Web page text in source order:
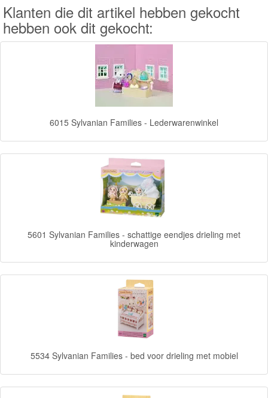
Little
Dutch
Sam
Magische
Puzzels
Klanten die dit artikel hebben gekocht
hebben ook dit gekocht:
6015 Sylvanian Families - Lederwarenwinkel
5601 Sylvanian Families - schattige eendjes drieling met
kinderwagen
5534 Sylvanian Families - bed voor drieling met mobiel